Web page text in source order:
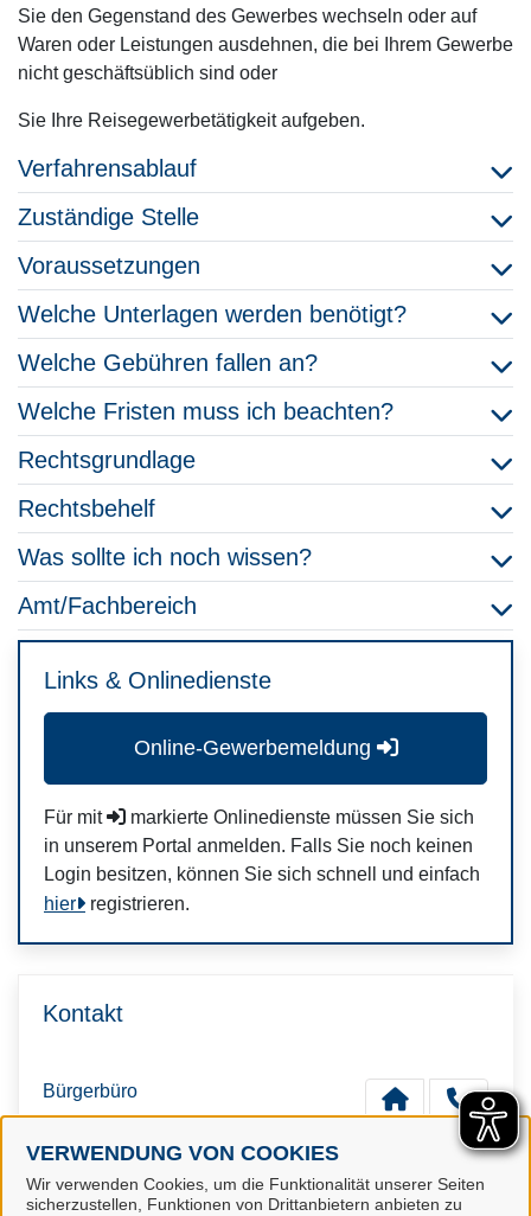
VERWENDUNG VON COOKIES
Wir verwenden Cookies, um die Funktionalität unserer Seiten
sicherzustellen, Funktionen von Drittanbietern anbieten zu
Sie den Gegenstand des Gewerbes wechseln oder auf
Waren oder Leistungen ausdehnen, die bei Ihrem Gewerbe
nicht geschäftsüblich sind oder
Sie Ihre Reisegewerbetätigkeit aufgeben.
Verfahrensablauf
Zuständige Stelle
Voraussetzungen
Welche Unterlagen werden benötigt?
Welche Gebühren fallen an?
Welche Fristen muss ich beachten?
Rechtsgrundlage
Rechtsbehelf
Was sollte ich noch wissen?
Amt/Fachbereich
Links & Onlinedienste
Online-Gewerbemeldung
Für mit
markierte Onlinedienste müssen Sie sich
in unserem Portal anmelden. Falls Sie noch keinen
Login besitzen, können Sie sich schnell und einfach
hier
registrieren.
Kontakt
Bürgerbüro